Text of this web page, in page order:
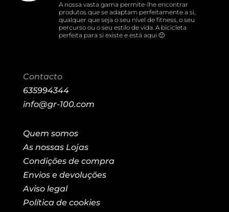
A nossa vasta gama permite-lhe encontrar
produtos que se adaptam perfeitamente a si,
qualquer que seja o seu nível de fitness, o seu
percurso ou o seu estilo de vida. A bicicleta
perfeita para si existe e está aqui 🙂
Contacto
635994344
info@gr-100.com
Quem somos
As nossas Lojas
Condições de compra
Envios e devoluções
Aviso legal
Política de cookies